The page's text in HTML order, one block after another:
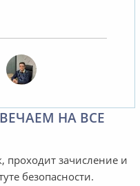
НА ВСЕ
проходит зачисление и
безопасности.